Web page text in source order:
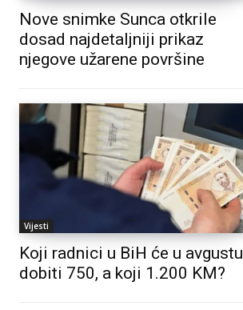
Nove snimke Sunca otkrile
dosad najdetaljniji prikaz
njegove užarene površine
Vijesti
Koji radnici u BiH će u avgustu
dobiti 750, a koji 1.200 KM?